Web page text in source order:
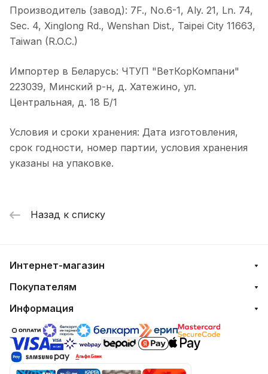
Производитель (завод): 7F., No.6-1, Aly. 21, Ln. 74,
Sec. 4, Xinglong Rd., Wenshan Dist., Taipei City 11663,
Taiwan (R.O.C.)
Импортер в Беларусь: ЧТУП "ВетКорКомпани"
223039, Минский р-н, д. Хатежино, ул.
Центральная, д. 18 Б/1
Условия и сроки хранения: Дата изготовления,
срок годности, номер партии, условия хранения
указаны на упаковке.
Назад к списку
Интернет-магазин
Покупателям
Информация